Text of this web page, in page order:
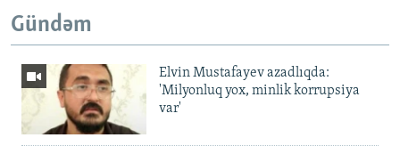
Gündəm
Elvin Mustafayev azadlıqda:
'Milyonluq yox, minlik korrupsiya
var'